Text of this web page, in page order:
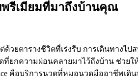
พรีเมียมที่มาถึงบ้านคุณ
ตารางชีวิตที่เร่งรีบ การเดินทางไปส
ยกความผ่อนคลายมาไว้ถึงบ้าน ช่วยใ
คือบริการนวดที่หมอนวดมืออา